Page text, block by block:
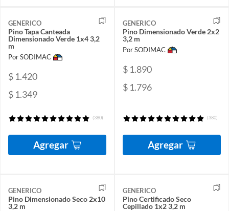
GENERICO
Pino Tapa Canteada
Dimensionado Verde 1x4 3,2
m
Por SODIMAC
$ 1.420
$ 1.349
(380)
Agregar
GENERICO
Pino Dimensionado Verde 2x2
3,2 m
Por SODIMAC
$ 1.890
$ 1.796
(380)
Agregar
GENERICO
Pino Dimensionado Seco 2x10
3,2 m
GENERICO
Pino Certificado Seco
Cepillado 1x2 3,2 m